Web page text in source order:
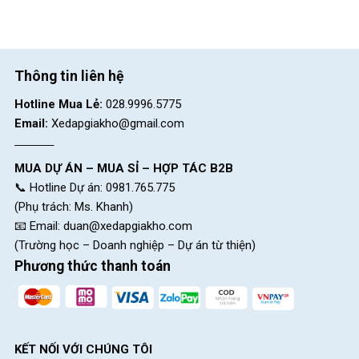
Thông tin liên hệ
Hotline Mua Lẻ: 028.9996.5775
Email: Xedapgiakho@gmail.com
MUA DỰ ÁN – MUA SỈ – HỢP TÁC B2B
📞 Hotline Dự án: 0981.765.775
(Phụ trách: Ms. Khanh)
📧 Email: duan@xedapgiakho.com
(Trường học – Doanh nghiệp – Dự án từ thiện)
Phương thức thanh toán
KẾT NỐI VỚI CHÚNG TÔI